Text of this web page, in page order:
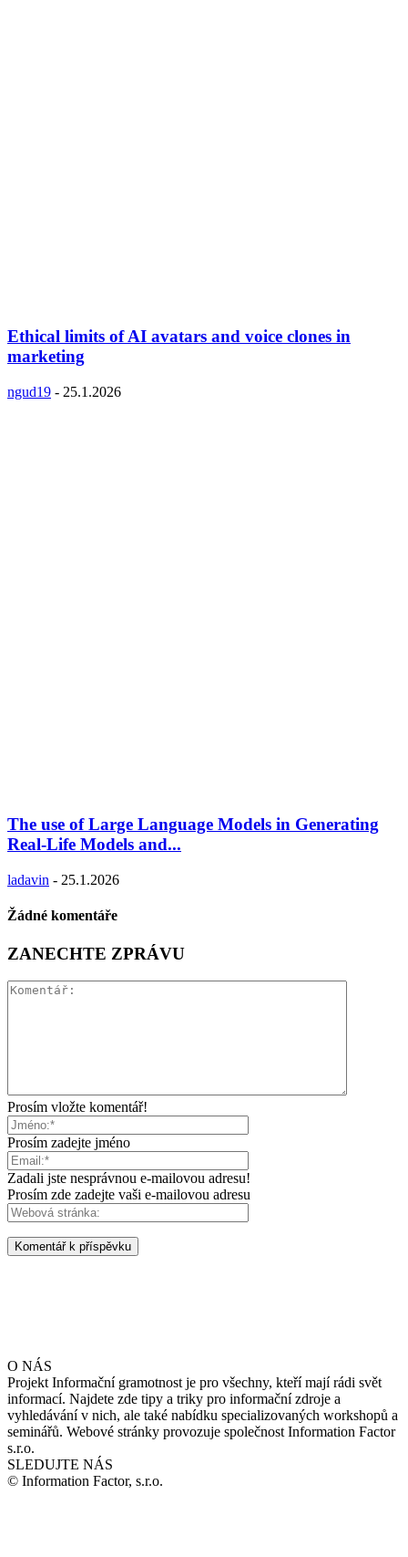
Ethical limits of AI avatars and voice clones in
marketing
ngud19 - 25.1.2026
The use of Large Language Models in Generating
Real-Life Models and...
ladavin - 25.1.2026
Žádné komentáře
ZANECHTE ZPRÁVU
Prosím vložte komentář!
Prosím zadejte jméno
Zadali jste nesprávnou e-mailovou adresu!
Prosím zde zadejte vaši e-mailovou adresu
O NÁS
Projekt Informační gramotnost je pro všechny, kteří mají rádi svět
informací. Najdete zde tipy a triky pro informační zdroje a
vyhledávání v nich, ale také nabídku specializovaných workshopů a
seminářů. Webové stránky provozuje společnost Information Factor
s.r.o.
SLEDUJTE NÁS
© Information Factor, s.r.o.